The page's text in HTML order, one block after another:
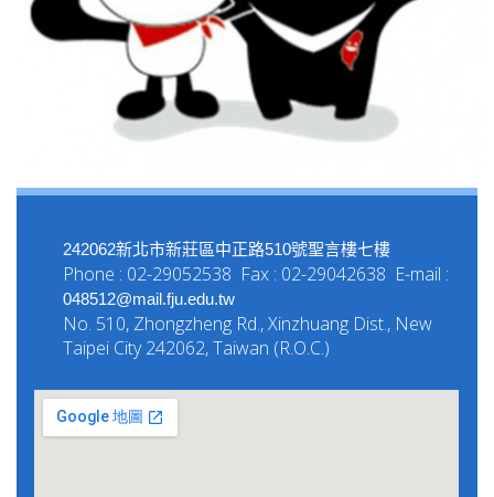
242062新北市新莊區中正路510號聖言樓七樓
Phone : 02-29052538 Fax : 02-29042638 E-mail :
048512@mail.fju.edu.tw
No. 510, Zhongzheng Rd., Xinzhuang Dist., New
Taipei City 242062, Taiwan (R.O.C.)